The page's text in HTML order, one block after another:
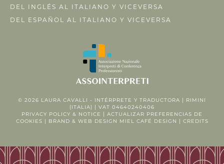
DEL INGLÉS AL ITALIANO Y VICEVERSA
DEL ESPAÑOL AL ITALIANO Y VICEVERSA
© 2026 LAURA CAVALLI - INTÉRPRETE Y TRADUCTORA | RIMINI
(ITALIA) | VAT 04640240406
PRIVACY POLICY & NOTICE | ACTUALIZAR PREFERENCIAS DE
COOKIES | BRAND & WEB DESIGN MIEL CAFÉ DESIGN | CREDITS